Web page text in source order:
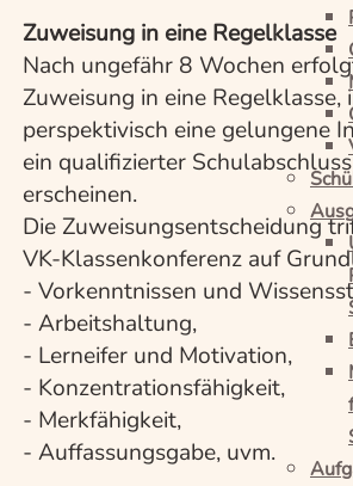
Zuweisung in eine Regelklasse
Nach ungefähr 8 Wochen
Zuweisung in eine Regelklasse,
perspektivisch eine gelungene
ein qualifizierter
erscheinen.
Die Zuweisungsentscheidung
VK-Klassenkonferenz auf
- Vorkenntnissen und
- Arbeitshaltung,
- Lerneifer und Motivation,
- Konzentrationsfähigkeit,
- Merkfähigkeit,
- Auffassungsgabe, uvm.